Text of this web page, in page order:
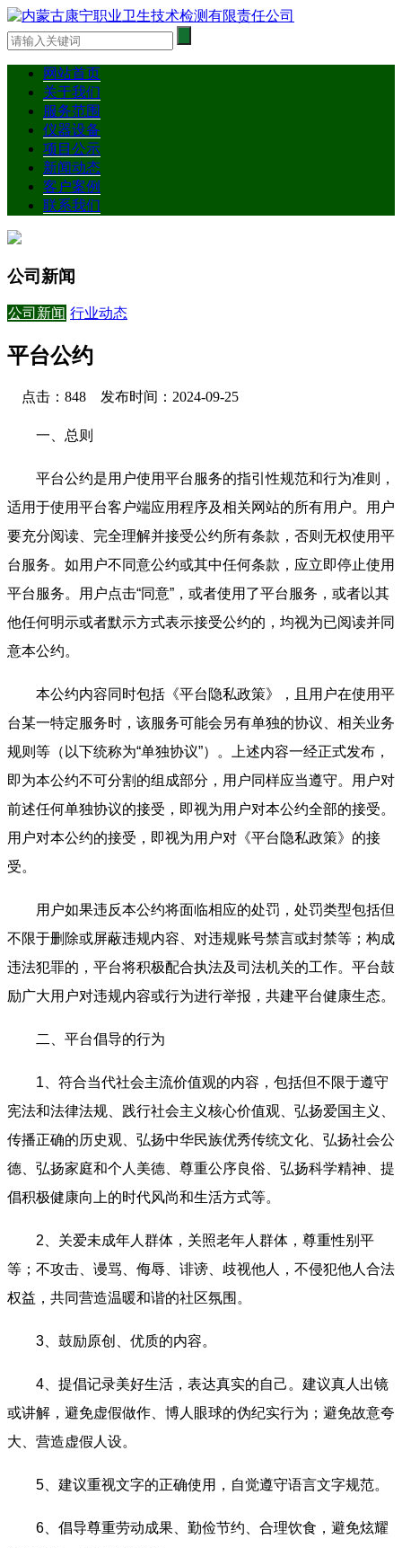
网站首页
关于我们
服务范围
仪器设备
项目公示
新闻动态
客户案例
联系我们
公司新闻
公司新闻 行业动态
平台公约
点击：848 发布时间：2024-09-25
一、总则
平台公约是用户使用平台服务的指引性规范和行为准则，
适用于使用平台客户端应用程序及相关网站的所有用户。用户
要充分阅读、完全理解并接受公约所有条款，否则无权使用平
台服务。如用户不同意公约或其中任何条款，应立即停止使用
平台服务。用户点击“同意”，或者使用了平台服务，或者以其
他任何明示或者默示方式表示接受公约的，均视为已阅读并同
意本公约。
本公约内容同时包括《平台隐私政策》，且用户在使用平
台某一特定服务时，该服务可能会另有单独的协议、相关业务
规则等（以下统称为“单独协议”）。上述内容一经正式发布，
即为本公约不可分割的组成部分，用户同样应当遵守。用户对
前述任何单独协议的接受，即视为用户对本公约全部的接受。
用户对本公约的接受，即视为用户对《平台隐私政策》的接
受。
用户如果违反本公约将面临相应的处罚，处罚类型包括但
不限于删除或屏蔽违规内容、对违规账号禁言或封禁等；构成
违法犯罪的，平台将积极配合执法及司法机关的工作。平台鼓
励广大用户对违规内容或行为进行举报，共建平台健康生态。
二、平台倡导的行为
1、符合当代社会主流价值观的内容，包括但不限于遵守
宪法和法律法规、践行社会主义核心价值观、弘扬爱国主义、
传播正确的历史观、弘扬中华民族优秀传统文化、弘扬社会公
德、弘扬家庭和个人美德、尊重公序良俗、弘扬科学精神、提
倡积极健康向上的时代风尚和生活方式等。
2、关爱未成年人群体，关照老年人群体，尊重性别平
等；不攻击、谩骂、侮辱、诽谤、歧视他人，不侵犯他人合法
权益，共同营造温暖和谐的社区氛围。
3、鼓励原创、优质的内容。
4、提倡记录美好生活，表达真实的自己。建议真人出镜
或讲解，避免虚假做作、博人眼球的伪纪实行为；避免故意夸
大、营造虚假人设。
5、建议重视文字的正确使用，自觉遵守语言文字规范。
6、倡导尊重劳动成果、勤俭节约、合理饮食，避免炫耀